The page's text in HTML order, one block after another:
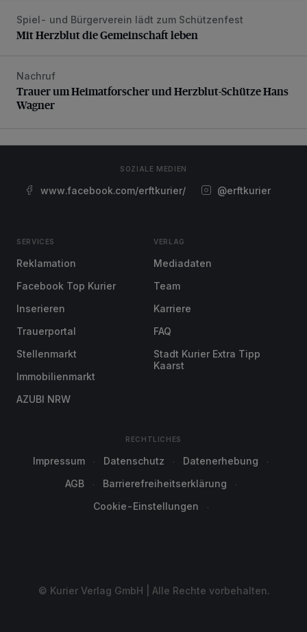
Mit Herzblut die Gemeinschaft leben
Spiel- und Bürgerverein lädt zum Schützenfest
Mit Herzblut die Gemeinschaft leben
Trauer um Heimatforscher und Herzblut-Schütze Hans
Nachruf
Trauer um Heimatforscher und Herzblut-Schütze Hans
Wagner
SOZIALE MEDIEN
www.facebook.com/erftkurier/ @erftkurier
SERVICES
Reklamation
Facebook Top Kurier
Inserieren
Trauerportal
Stellenmarkt
Immobilienmarkt
AZUBI NRW
VERLAG
Mediadaten
Team
Karriere
FAQ
Stadt Kurier Extra Tipp
Kaarst
RECHTLICHES
Impressum Datenschutz
Datenerhebung
AGB
Barrierefreiheitserklärung
Cookie-Einstellungen
© Kurier Verlag GmbH | Alle Rechte vorbehalten.